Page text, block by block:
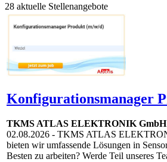
28 aktuelle Stellenangebote
Konfigurationsmanager
TKMS ATLAS ELEKTRONIK GmbH
02.08.2026 - TKMS ATLAS
bieten wir umfassende Lösungen in
Besten zu arbeiten? Werde Teil unseres